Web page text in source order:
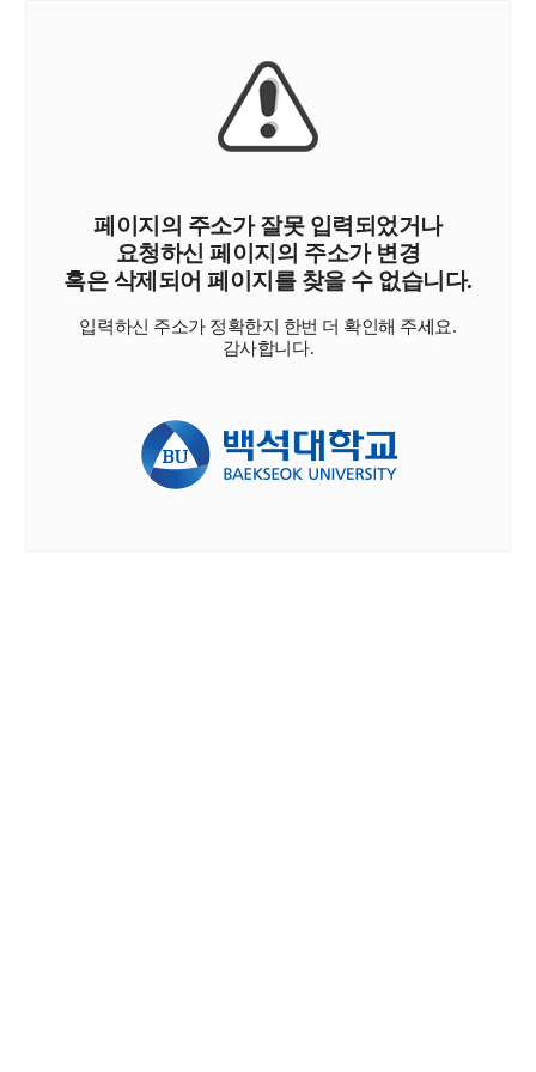
페이지의 주소가 잘못 입력되었거나
요청하신 페이지의 주소가 변경
혹은 삭제되어 페이지를 찾을 수 없습니다.
입력하신 주소가 정확한지 한번 더 확인해 주세요.
감사합니다.